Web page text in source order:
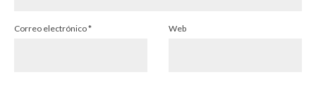
Correo electrónico* Web